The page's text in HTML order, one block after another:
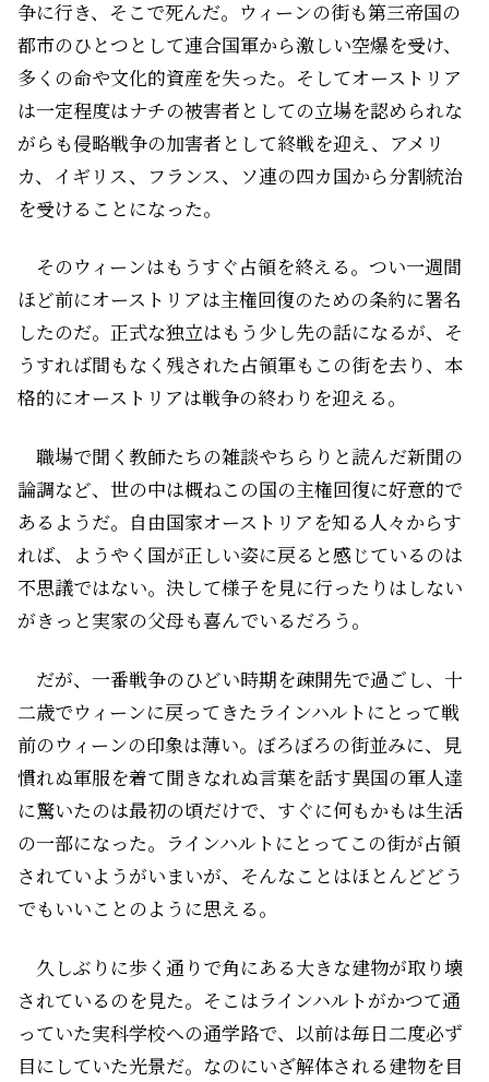
争に行き、そこで死んだ。ウィーンの街も第三帝国の
都市のひとつとして連合国軍から激しい空爆を受け、
多くの命や文化的資産を失った。そしてオーストリア
は一定程度はナチの被害者としての立場を認められな
がらも侵略戦争の加害者として終戦を迎え、アメリ
カ、イギリス、フランス、ソ連の四カ国から分割統治
を受けることになった。
そのウィーンはもうすぐ占領を終える。つい一週間
ほど前にオーストリアは主権回復のための条約に署名
したのだ。正式な独立はもう少し先の話になるが、そ
うすれば間もなく残された占領軍もこの街を去り、本
格的にオーストリアは戦争の終わりを迎える。
職場で聞く教師たちの雑談やちらりと読んだ新聞の
論調など、世の中は概ねこの国の主権回復に好意的で
あるようだ。自由国家オーストリアを知る人々からす
れば、ようやく国が正しい姿に戻ると感じているのは
不思議ではない。決して様子を見に行ったりはしない
がきっと実家の父母も喜んでいるだろう。
だが、一番戦争のひどい時期を疎開先で過ごし、十
二歳でウィーンに戻ってきたラインハルトにとって戦
前のウィーンの印象は薄い。ぼろぼろの街並みに、見
慣れぬ軍服を着て聞きなれぬ言葉を話す異国の軍人達
に驚いたのは最初の頃だけで、すぐに何もかもは生活
の一部になった。ラインハルトにとってこの街が占領
されていようがいまいが、そんなことはほとんどどう
でもいいことのように思える。
久しぶりに歩く通りで角にある大きな建物が取り壊
されているのを見た。そこはラインハルトがかつて通
っていた実科学校への通学路で、以前は毎日二度必ず
目にしていた光景だ。なのにいざ解体される建物を目